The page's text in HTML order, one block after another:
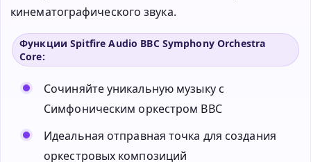
кинематографического звука.
Функции Spitfire Audio BBC Symphony Orchestra
Core:
Сочиняйте уникальную музыку с
Симфоническим оркестром BBC
Идеальная отправная точка для создания
оркестровых композиций